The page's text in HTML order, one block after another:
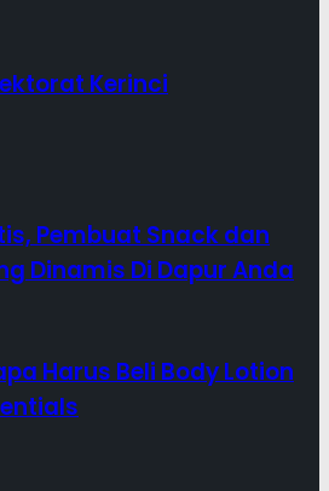
Kerinci
Pembuat Snack dan
Dinamis Di Dapur Anda
Harus Beli Body Lotion